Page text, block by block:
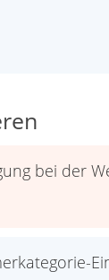
bei der